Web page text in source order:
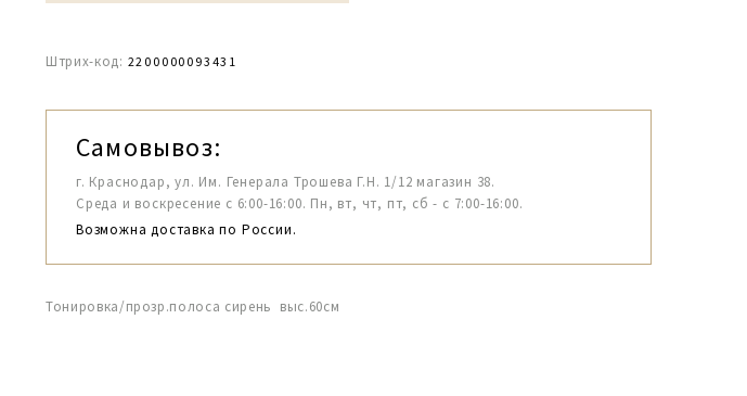
Штрих-код: 2200000093431
Самовывоз:
г. Краснодар, ул. Им. Генерала Трошева Г.Н. 1/12 магазин 38.
Среда и воскресение с 6:00-16:00. Пн, вт, чт, пт, сб - с 7:00-16:00.
Возможна доставка по России.
Тонировка/прозр.полоса сирень выс.60см